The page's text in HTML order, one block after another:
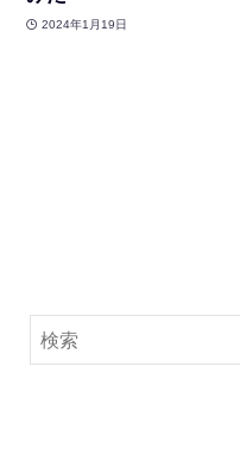
2024年1月19日